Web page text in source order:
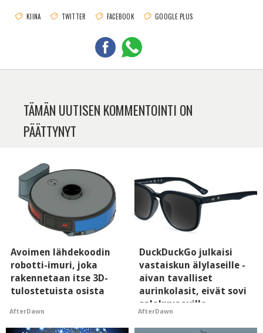
KIINA TWITTER FACEBOOK GOOGLE PLUS
TÄMÄN UUTISEN KOMMENTOINTI ON
PÄÄTTYNYT
Avoimen lähdekoodin
robotti-imuri, joka
rakennetaan itse 3D-
tulostetuista osista
AfterDawn
DuckDuckGo julkaisi
vastaiskun älylaseille -
aivan tavalliset
aurinkolasit, eivät sovi
salakuvaaville
hyypiöille
AfterDawn